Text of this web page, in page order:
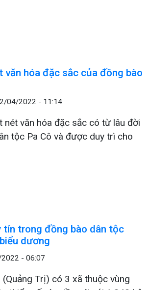
văn hóa đặc sắc của đồng bào
04/2022 - 11:14
nét văn hóa đặc sắc có từ lâu đời
tộc Pa Cô và được duy trì cho
tín trong đồng bào dân tộc
dương
- 06:07
(Quảng Trị) có 3 xã thuộc vùng